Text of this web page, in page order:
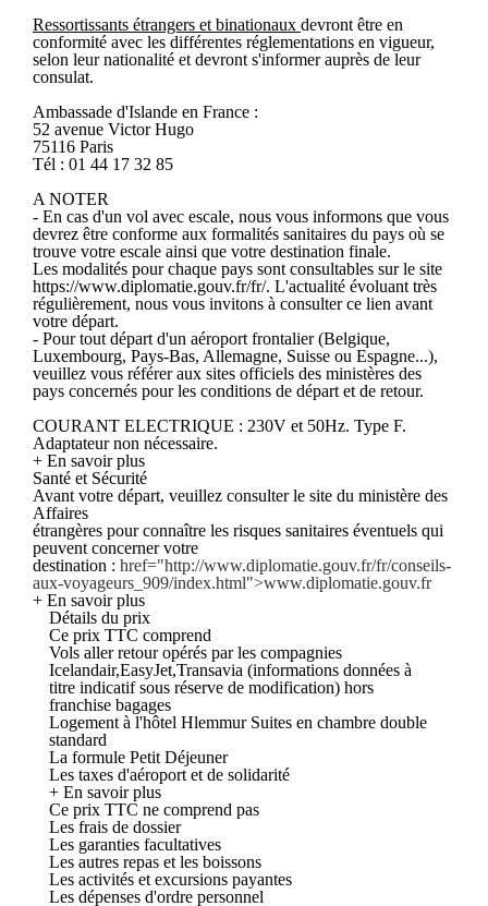
Ressortissants étrangers et binationaux devront être en
conformité avec les différentes réglementations en vigueur,
selon leur nationalité et devront s'informer auprès de leur
consulat.
Ambassade d'Islande en France :
52 avenue Victor Hugo
75116 Paris
Tél : 01 44 17 32 85
A NOTER
- En cas d'un vol avec escale, nous vous informons que vous
devrez être conforme aux formalités sanitaires du pays où se
trouve votre escale ainsi que votre destination finale.
Les modalités pour chaque pays sont consultables sur le site
https://www.diplomatie.gouv.fr/fr/. L'actualité évoluant très
régulièrement, nous vous invitons à consulter ce lien avant
votre départ.
- Pour tout départ d'un aéroport frontalier (Belgique,
Luxembourg, Pays-Bas, Allemagne, Suisse ou Espagne...),
veuillez vous référer aux sites officiels des ministères des
pays concernés pour les conditions de départ et de retour.
COURANT ELECTRIQUE : 230V et 50Hz. Type F.
Adaptateur non nécessaire.
+ En savoir plus
Santé et Sécurité
Avant votre départ, veuillez consulter le site du ministère des
Affaires
étrangères pour connaître les risques sanitaires éventuels qui
peuvent concerner votre
destination : href="http://www.diplomatie.gouv.fr/fr/conseils-
aux-voyageurs_909/index.html">www.diplomatie.gouv.fr
+ En savoir plus
Détails du prix
Ce prix TTC comprend
Vols aller retour opérés par les compagnies
Icelandair,EasyJet,Transavia (informations données à
titre indicatif sous réserve de modification) hors
franchise bagages
Logement à l'hôtel Hlemmur Suites en chambre double
standard
La formule Petit Déjeuner
Les taxes d'aéroport et de solidarité
+ En savoir plus
Ce prix TTC ne comprend pas
Les frais de dossier
Les garanties facultatives
Les autres repas et les boissons
Les activités et excursions payantes
Les dépenses d'ordre personnel